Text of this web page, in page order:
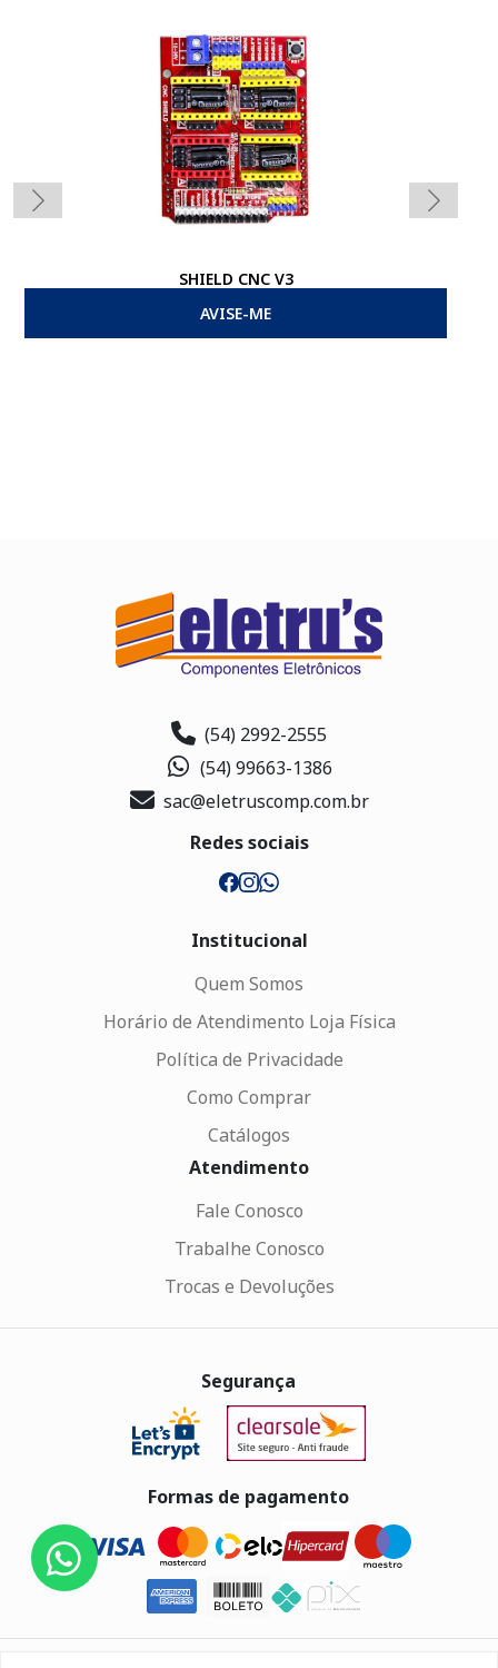
SHIELD CNC V3
AVISE-ME
(54) 2992-2555
(54) 99663-1386
sac@eletruscomp.com.br
Redes sociais
Institucional
Quem Somos
Horário de Atendimento Loja Física
Política de Privacidade
Como Comprar
Catálogos
Atendimento
Fale Conosco
Trabalhe Conosco
Trocas e Devoluções
Segurança
Formas de pagamento